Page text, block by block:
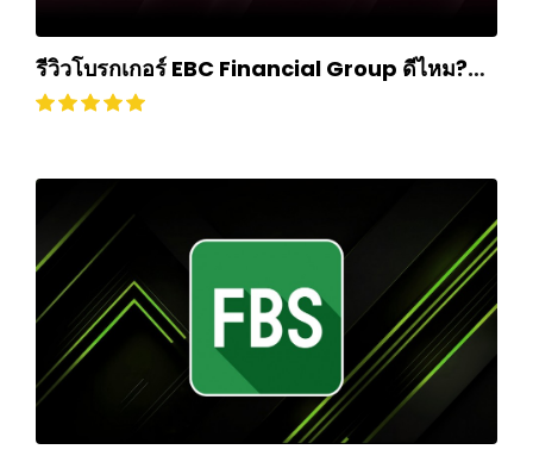
รีวิวโบรกเกอร์ EBC Financial Group ดีไหม?
ถอนเงินยากหรือไม่? อัปเดตปี 2024